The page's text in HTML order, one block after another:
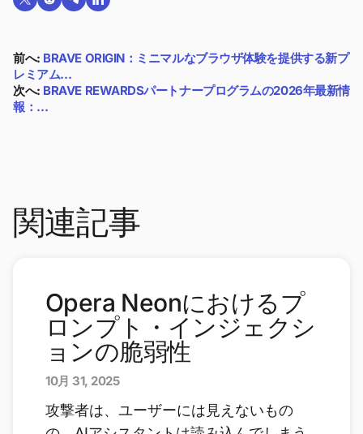
Twitterで共有する
Reddit で共有
Telegramで共有
LinkedInで共有
前へ: BRAVE ORIGIN：ミニマルなブラウザ体験を提供する新プ
レミアム…
次へ: BRAVE REWARDSパートナープログラムの2026年最新情
報：…
関連記事
Opera Neonにおけるプ
ロンプト・インジェクシ
ョンの脆弱性
10月 31, 2025
攻撃者は、ユーザーには見えないもの